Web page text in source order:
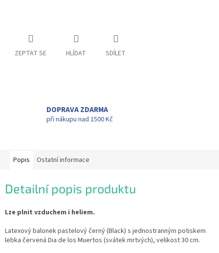
ZEPTAT SE HLÍDAT SDÍLET
DOPRAVA ZDARMA
při nákupu nad 1500 Kč
Popis Ostatní informace
Detailní popis produktu
Lze plnit vzduchem i heliem.
Latexový balonek pastelový černý (Black) s jednostranným potiskem
lebka červená Dia de los Muertos (svátek mrtvých), velikost 30 cm.